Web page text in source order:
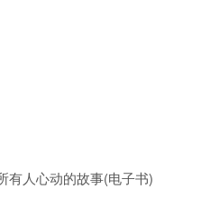
有人心动的故事(电子书)